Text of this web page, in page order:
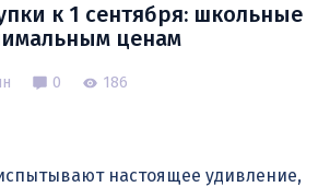
к 1 сентября: школьные
ценам
0 186
настоящее удивление,